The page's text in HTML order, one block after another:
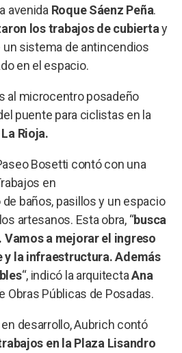
avenida Roque Sáenz Peña.
los trabajos de cubiertay
un sistema de antincendios
en el espacio.
al microcentro posadeño
puente para ciclistas en la
Rioja.
Bosetti contó con una
en
baños, pasillos y un espacio
artesanos. Esta obra, “busca
a mejorar el ingreso
y la infraestructura. Además
“, indicó la arquitectaAna
Obras Públicas de Posadas.
desarrollo, Aubrich contó
en la Plaza Lisandro